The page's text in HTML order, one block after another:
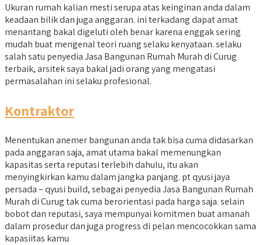
Ukuran rumah kalian mesti serupa atas keinginan anda dalam
keadaan bilik dan juga anggaran. ini terkadang dapat amat
menantang bakal digeluti oleh benar karena enggak sering
mudah buat mengenal teori ruang selaku kenyataan. selaku
salah satu penyedia Jasa Bangunan Rumah Murah di Curug
terbaik, arsitek saya bakal jadi orang yang mengatasi
permasalahan ini selaku profesional.
Kontraktor
Menentukan anemer bangunan anda tak bisa cuma didasarkan
pada anggaran saja, amat utama bakal memenungkan
kapasitas serta reputasi terlebih dahulu, itu akan
menyingkirkan kamu dalam jangka panjang. pt qyusi jaya
persada – qyusi build, sebagai penyedia Jasa Bangunan Rumah
Murah di Curug tak cuma berorientasi pada harga saja. selain
bobot dan reputasi, saya mempunyai komitmen buat amanah
dalam prosedur dan juga progress di pelan mencocokkan sama
kapasiitas kamu